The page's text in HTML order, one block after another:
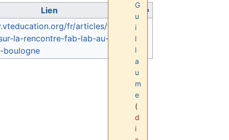
G
u
i
l
l
a
u
m
e
(
d
i
Lien
fr/articles/fab-
la-rencontre-fab-lab-au-college-
boulogne